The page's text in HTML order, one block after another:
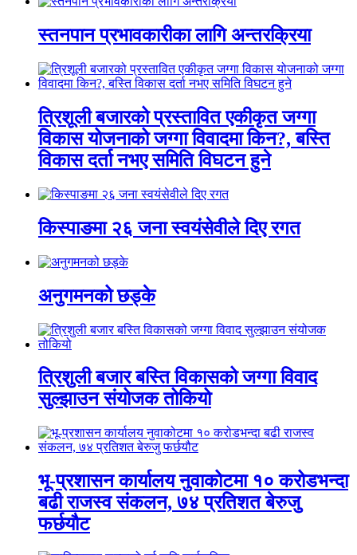
स्तनपान प्रभावकारीका लागि अन्तरक्रिया
त्रिशूली बजारको प्रस्तावित एकीकृत जग्गा
विकास योजनाको जग्गा विवादमा किन?, बस्ति
विकास दर्ता नभए समिति विघटन हुने
किस्पाङमा २६ जना स्वयंसेवीले दिए रगत
अनुगमनको छड्के
त्रिशुली बजार बस्ति विकासको जग्गा विवाद
सुल्झाउन संयोजक तोकियो
भू-प्रशासन कार्यालय नुवाकोटमा १० करोडभन्दा
बढी राजस्व संकलन, ७४ प्रतिशत बेरुजु
फर्छयौट